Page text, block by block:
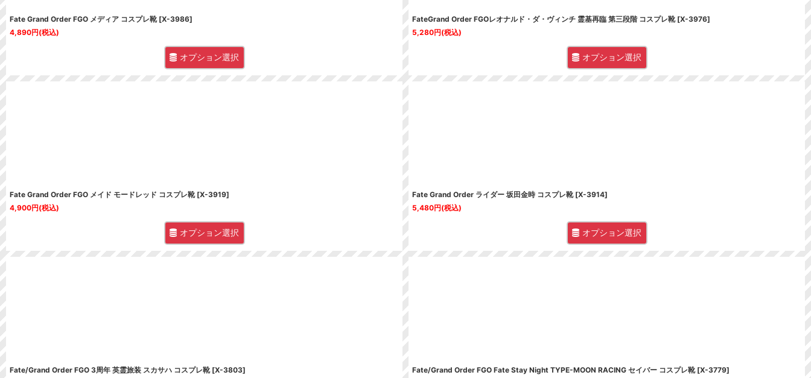
Fate Grand Order FGO メディア コスプレ靴 [X-3986]
4,890円(税込)
オプション選択
FateGrand Order FGOレオナルド・ダ・ヴィンチ 霊基再臨 第三段階 コスプレ靴 [X-3976]
5,280円(税込)
オプション選択
Fate Grand Order FGO メイド モードレッド コスプレ靴 [X-3919]
4,900円(税込)
オプション選択
Fate Grand Order ライダー 坂田金時 コスプレ靴 [X-3914]
5,480円(税込)
オプション選択
Fate/Grand Order FGO 3周年 英霊旅装 スカサハ コスプレ靴 [X-3803]
Fate/Grand Order FGO Fate Stay Night TYPE-MOON RACING セイバー コスプレ靴 [X-3779]